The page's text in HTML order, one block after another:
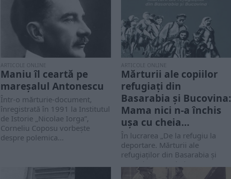
ARTICOLE ONLINE
Maniu îl ceartă pe
mareșalul Antonescu
Într-o mărturie-document,
înregistrată în 1991 la Institutul
de Istorie „Nicolae Iorga”,
Corneliu Coposu vorbește
despre polemica...
ARTICOLE ONLINE
Mărturii ale copiilor
refugiați din
Basarabia și Bucovina:
Mama nici n-a închis
ușa cu cheia…
În lucrarea „De la refugiu la
deportare. Mărturii ale
refugiaților din Basarabia și
Bucovina”, Fundația
Academia...